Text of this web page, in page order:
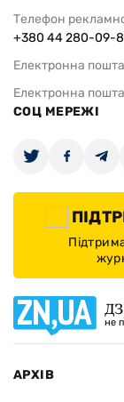
Телефон
+380 44 280-09-
Електронна пошта
Електронна
СОЦ МЕРЕЖІ
не
АРХІВ